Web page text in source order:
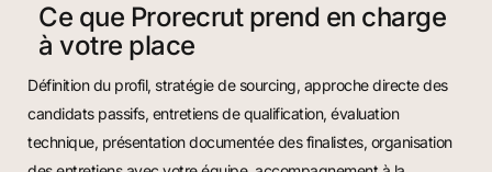
Ce que Prorecrut prend en charge
à votre place
Définition du profil, stratégie de sourcing, approche directe des
candidats passifs, entretiens de qualification, évaluation
technique, présentation documentée des finalistes, organisation